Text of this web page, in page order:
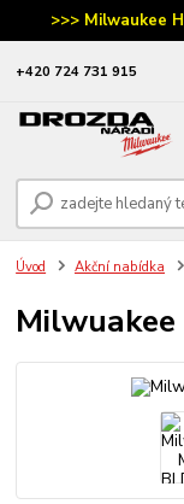
>>> Milwaukee
‭+420 724 731 915
Úvod Akční nabídka
Milwuakee